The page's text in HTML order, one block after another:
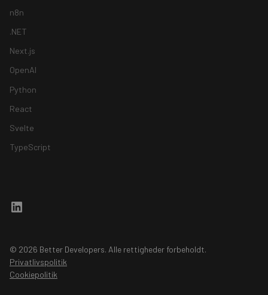
n8n
.NET
Next.js
OpenAI
Python
React
Svelte
TypeScript
© 2026 Better Developers. Alle rettigheder forbeholdt.
Privatlivspolitik
Cookiepolitik